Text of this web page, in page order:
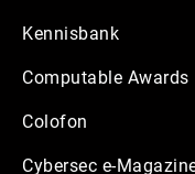
Kennisbank
Computable Awards
Colofon
Cybersec e-